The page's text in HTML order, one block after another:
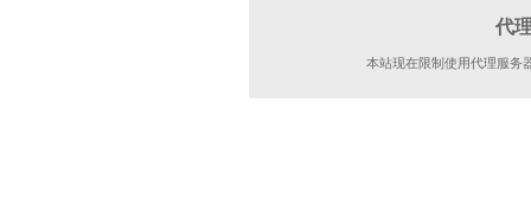
代
本站现在限制使用代理服务